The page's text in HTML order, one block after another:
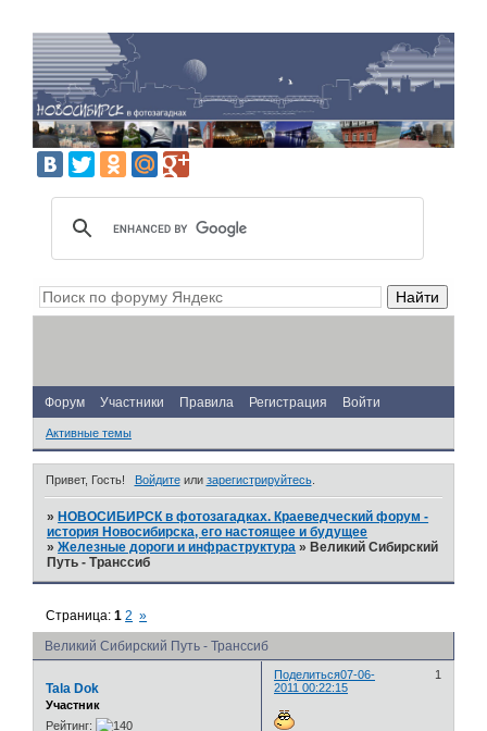
Форум Участники Правила Регистрация Войти
Активные темы
Привет, Гость! Войдитеили зарегистрируйтесь.
» НОВОСИБИРСК в фотозагадках. Краеведческий форум -
история Новосибирска, его настоящее и будущее
»Железные дороги и инфраструктура » Великий Сибирский
Путь - Транссиб
Великий Сибирский Путь - Транссиб
Страница:1 2 »
Поделиться 1
07-06-
2011 00:22:15
Tala Dok
Участник
Рейтинг: